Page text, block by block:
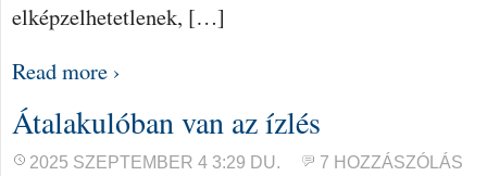
elképzelhetetlenek, […]
Read more ›
Átalakulóban van az ízlés
2025 SZEPTEMBER 4 3:29 DU. 7 HOZZÁSZÓLÁS